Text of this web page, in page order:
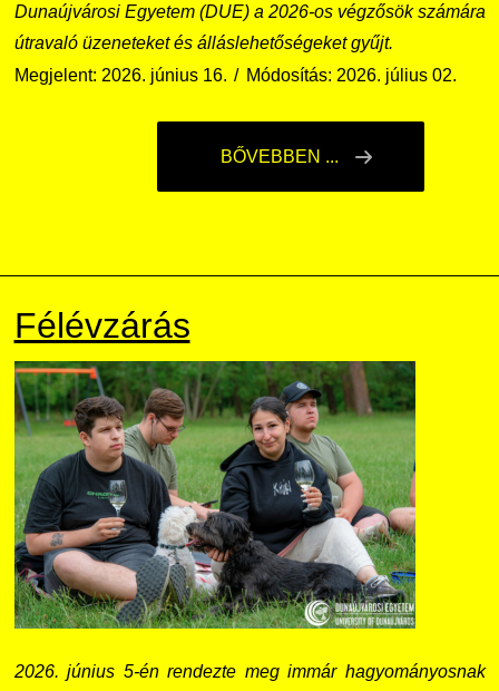
Dunaújvárosi Egyetem (DUE) a 2026-os végzősök számára
útravaló üzeneteket és álláslehetőségeket gyűjt.
Megjelent: 2026. június 16.
Módosítás: 2026. július 02.
BŐVEBBEN ...
Félévzárás
2026. június 5-én rendezte meg immár hagyományosnak